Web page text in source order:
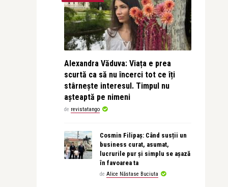
Alexandra Văduva: Viața e prea
scurtă ca să nu încerci tot ce îți
stârnește interesul. Timpul nu
așteaptă pe nimeni
de revistatango
Cosmin Filipaș: Când susții un
business curat, asumat,
lucrurile pur și simplu se așază
în favoarea ta
de Alice Năstase Buciuta